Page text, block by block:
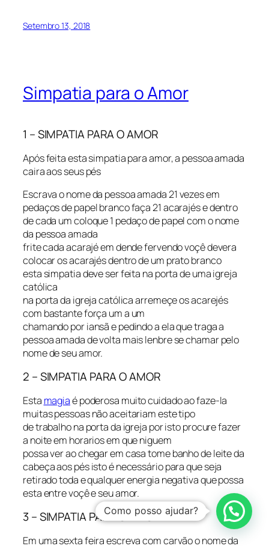
Setembro 13, 2018
Simpatia para o Amor
1 – SIMPATIA PARA O AMOR
Após feita esta simpatia para amor, a pessoa amada
caira aos seus pés
Escrava o nome da pessoa amada 21 vezes em
pedaços de papel branco faça 21 acarajés e dentro
de cada um coloque 1 pedaço de papel com o nome
da pessoa amada
frite cada acarajé em dende fervendo voçê devera
colocar os acarajés dentro de um prato branco
esta simpatia deve ser feita na porta de uma igreja
católica
na porta da igreja católica arremeçe os acarejés
com bastante força um a um
chamando por iansã e pedindo a ela que traga a
pessoa amada de volta mais lenbre se chamar pelo
nome de seu amor.
2 – SIMPATIA PARA O AMOR
Esta magiaé poderosa muito cuidado ao faze-la
muitas pessoas não aceitariam este tipo
de trabalho na porta da igreja por isto procure fazer
a noite em horarios em que niguem
possa ver ao chegar em casa tome banho de leite da
cabeça aos pés isto é necessário para que seja
retirado toda e qualquer energia negativa que possa
esta entre voçê e seu amor.
3 – SIMPATIA PARA O AMOR
Em uma sexta feira escreva com carvão o nome da
Como posso ajudar?